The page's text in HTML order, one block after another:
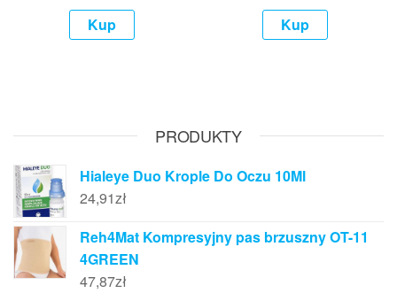
Kup Kup
PRODUKTY
Hialeye Duo Krople Do Oczu 10Ml
24,91zł
Reh4Mat Kompresyjny pas brzuszny OT-11
4GREEN
47,87zł